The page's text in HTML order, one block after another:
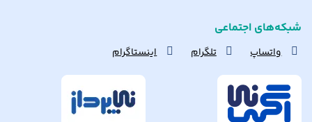
شبکه‌های اجتماعی
واتساپ تلگرام اینستاگرام